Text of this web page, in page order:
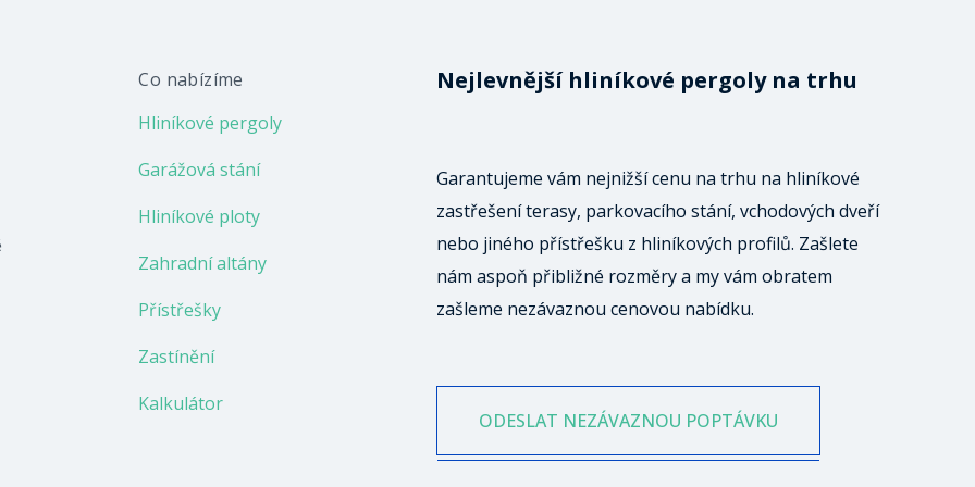
Co nabízíme
Hliníkové pergoly
Garážová stání
Hliníkové ploty
Zahradní altány
Přístřešky
Zastínění
Kalkulátor
Nejlevnější hliníkové pergoly na trhu
Garantujeme vám nejnižší cenu na trhu na hliníkové
zastřešení terasy, parkovacího stání, vchodových dveří
nebo jiného přístřešku z hliníkových profilů. Zašlete
nám aspoň přibližné rozměry a my vám obratem
zašleme nezávaznou cenovou nabídku.
ODESLAT NEZÁVAZNOU POPTÁVKU